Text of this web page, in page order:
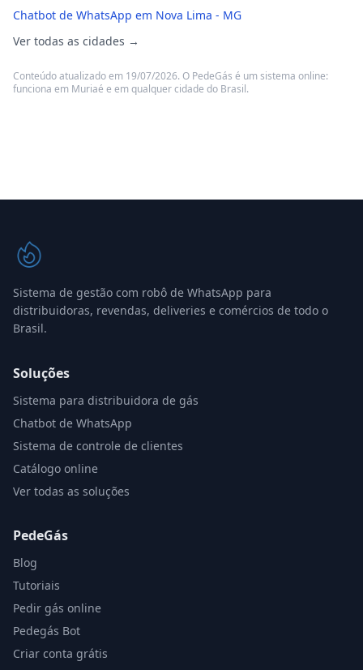
Chatbot de WhatsApp em Nova Lima - MG
Ver todas as cidades →
Conteúdo atualizado em 19/07/2026. O PedeGás é um sistema online:
funciona em Muriaé e em qualquer cidade do Brasil.
Sistema de gestão com robô de WhatsApp para
distribuidoras, revendas, deliveries e comércios de todo o
Brasil.
Soluções
Sistema para distribuidora de gás
Chatbot de WhatsApp
Sistema de controle de clientes
Catálogo online
Ver todas as soluções
PedeGás
Blog
Tutoriais
Pedir gás online
Pedegás Bot
Criar conta grátis